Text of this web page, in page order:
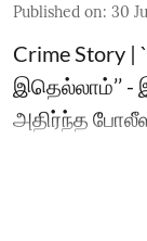
Published on: 30
Crime Story
அதிர்ந்த